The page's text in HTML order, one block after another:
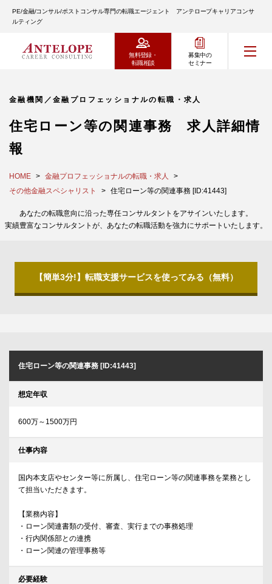
PE/金融/コンサル/ポストコンサル専門の転職エージェント アンテロープキャリアコンサ
ルティング
無料登録・
転職相談
募集中の
セミナー
金融機関／金融プロフェッショナルの転職・求人
住宅ローン等の関連事務 求人詳細情
報
HOME
金融プロフェッショナルの転職・求人
その他金融スペシャリスト
住宅ローン等の関連事務 [ID:41443]
あなたの転職意向に沿った専任コンサルタントをアサインいたします。
実績豊富なコンサルタントが、あなたの転職活動を強力にサポートいたします。
【簡単3分!】転職支援サービスを使ってみる（無料）
住宅ローン等の関連事務 [ID:41443]
想定年収
600万～1500万円
仕事内容
国内本支店やセンター等に所属し、住宅ローン等の関連事務を業務とし
て担当いただきます。
【業務内容】
・ローン関連書類の受付、審査、実行までの事務処理
・行内関係部との連携
・ローン関連の管理事務等
必要経験